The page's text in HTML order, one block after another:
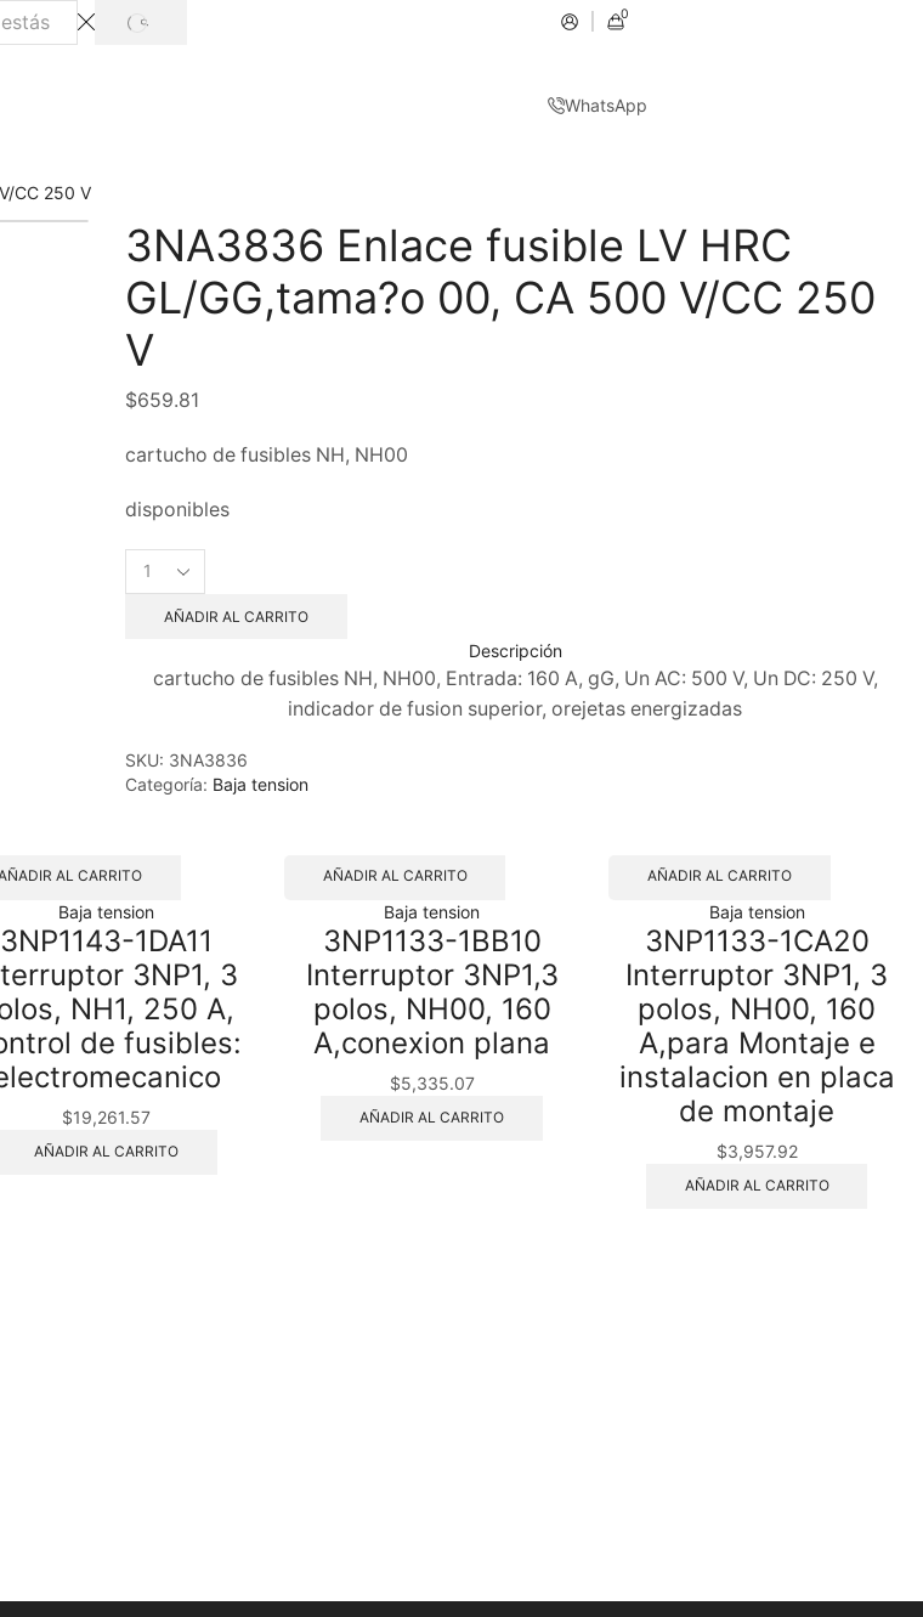
SEARCH
0
WhatsApp
CC 250 V
3NA3836 Enlace fusible LV HRC
GL/GG,tama?o 00, CA 500 V/CC 250
V
$659.81
cartucho de fusibles NH, NH00
disponibles
3NA3836
fusible
GL/GG,tama?
CA
500
quantity
AÑADIR AL CARRITO
Descripción
cartucho de fusibles NH, NH00, Entrada: 160 A, gG, Un AC: 500 V, Un DC: 250 V,
indicador de fusion superior, orejetas energizadas
SKU: 3NA3836
Categoría: Baja tension
AL CARRITO
Baja tension
3NP1143-1DA11
3NP1, 3
NH1, 250 A,
de fusibles:
$19,261.57
AÑADIR AL CARRITO
AÑADIR AL CARRITO
Baja tension
3NP1133-1BB10
Interruptor 3NP1,3
polos, NH00, 160
A,conexion plana
$5,335.07
AÑADIR AL CARRITO
AÑADIR AL CARRITO
Baja tension
3NP1133-1CA20
Interruptor 3NP1, 3
polos, NH00, 160
A,para Montaje e
instalacion en placa
de montaje
$3,957.92
AÑADIR AL CARRITO